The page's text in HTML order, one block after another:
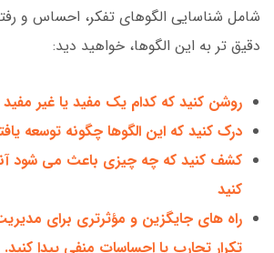
شامل شناسایی الگوهای تفکر، احساس و
دقیق تر به این الگوها، خواهید دید:
روشن کنید که کدام یک مفید یا غیر
درک کنید که این الگوها چگونه توسعه
کشف کنید که چه چیزی باعث می شود آنها
کنید
راه های جایگزین و مؤثرتری برای
تکرار تجارب یا احساسات منفی پیدا کنید.